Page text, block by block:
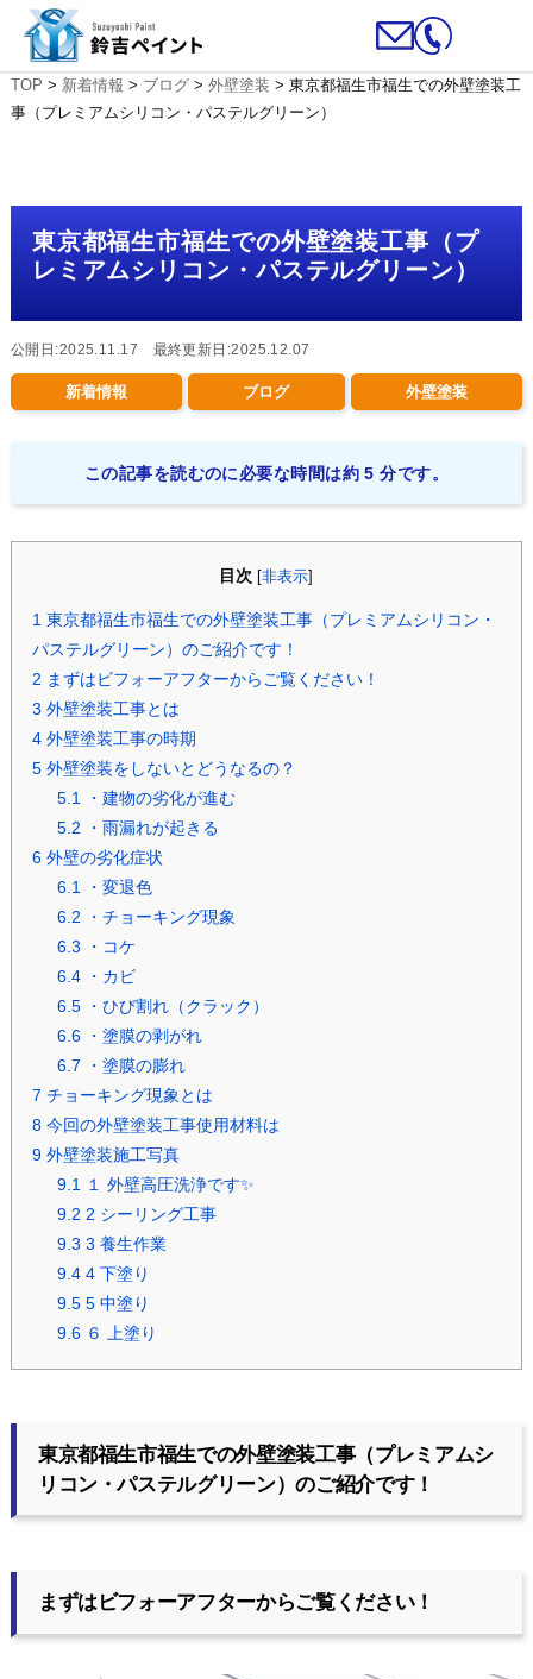
TOP > 新着情報 > ブログ> 外壁塗装 > 東京都福生市福生での外壁塗装工
事（プレミアムシリコン・パステルグリーン）
東京都福生市福生での外壁塗装工事（プ
レミアムシリコン・パステルグリーン）
公開日:2025.11.17 最終更新日:2025.12.07
新着情報 ブログ 外壁塗装
この記事を読むのに必要な時間は約 5 分です。
目次 [非表示
1東京都福生市福生での外壁塗装工事（プレミアムシリコン・
パステルグリーン）のご紹介です！
2 まずはビフォーアフターからご覧ください！
3 外壁塗装工事とは
4外壁塗装工事の時期
5外壁塗装をしないとどうなるの？
5.1・建物の劣化が進む
5.2 ・雨漏れが起きる
6外壁の劣化症状
6.1・変退色
6.2 ・チョーキング現象
6.3 ・コケ
6.4・カビ
6.5・ひび割れ（クラック）
6.6・塗膜の剥がれ
6.7 ・塗膜の膨れ
7 チョーキング現象とは
8今回の外壁塗装工事使用材料は
9外壁塗装施工写真
9.1１ 外壁高圧洗浄です✨
9.2 2 シーリング工事
9.3 3 養生作業
9.44 下塗り
9.55 中塗り
9.6６ 上塗り
東京都福生市福生での外壁塗装工事（プレミアムシ
リコン・パステルグリーン）のご紹介です！
まずはビフォーアフターからご覧ください！